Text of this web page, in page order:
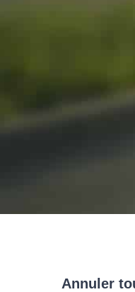
Annuler